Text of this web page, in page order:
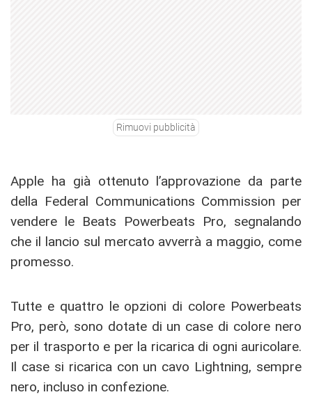
Rimuovi pubblicità
Apple ha già ottenuto l’approvazione da parte
della Federal Communications Commission per
vendere le Beats Powerbeats Pro, segnalando
che il lancio sul mercato avverrà a maggio, come
promesso.
Tutte e quattro le opzioni di colore Powerbeats
Pro, però, sono dotate di un case di colore nero
per il trasporto e per la ricarica di ogni auricolare.
Il case si ricarica con un cavo Lightning, sempre
nero, incluso in confezione.